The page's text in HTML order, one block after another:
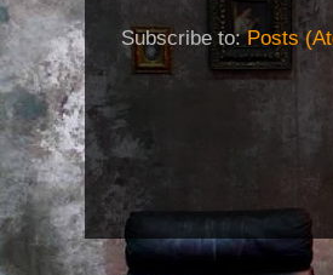
Subscribe to:Posts